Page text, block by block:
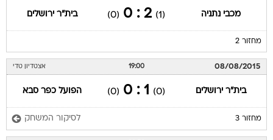
מכבי נתניה (1)
2 : 0
(0) בית"ר ירושלים
מחזור 2
08/08/2015
19:00 אצטדיון טדי
בית"ר ירושלים (0)
1 : 0
(0) הפועל כפר סבא
מחזור 3 לסיקור המשחק